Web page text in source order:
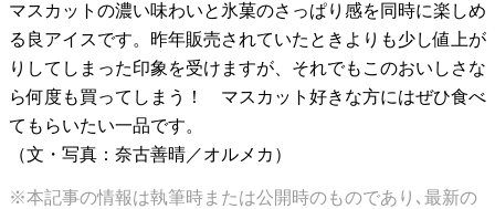
マスカットの濃い味わいと氷菓のさっぱり感を同時に楽しめ
る良アイスです。昨年販売されていたときよりも少し値上が
りしてしまった印象を受けますが、それでもこのおいしさな
ら何度も買ってしまう！ マスカット好きな方にはぜひ食べ
てもらいたい一品です。
（文・写真：奈古善晴／オルメカ）
※本記事の情報は執筆時または公開時のものであり､最新の